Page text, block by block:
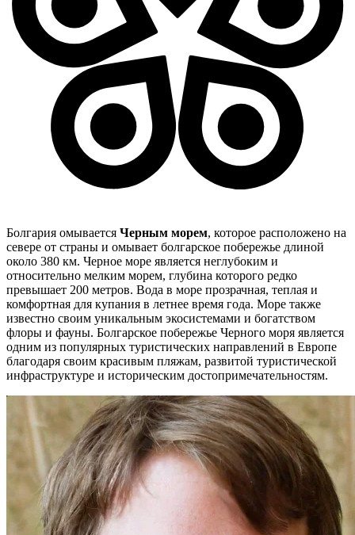
Болгария омывается Черным морем, которое расположено на
севере от страны и омывает болгарское побережье длиной
около 380 км. Черное море является неглубоким и
относительно мелким морем, глубина которого редко
превышает 200 метров. Вода в море прозрачная, теплая и
комфортная для купания в летнее время года. Море также
известно своим уникальным экосистемами и богатством
флоры и фауны. Болгарское побережье Черного моря является
одним из популярных туристических направлений в Европе
благодаря своим красивым пляжам, развитой туристической
инфраструктуре и историческим достопримечательностям.